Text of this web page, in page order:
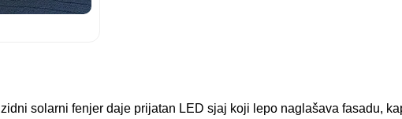
solarni fenjer daje prijatan LED sjaj koji lepo naglašava fasadu,